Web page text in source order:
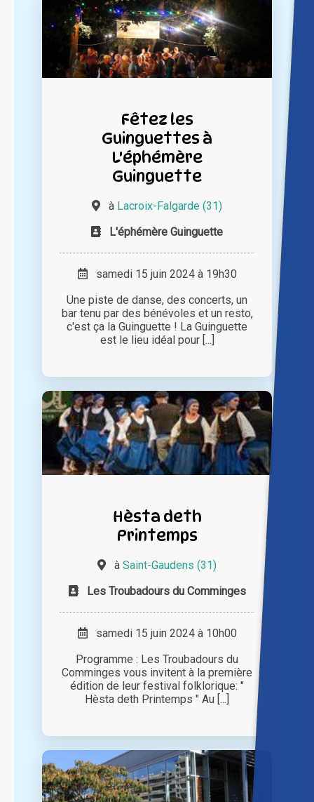
Fêtez les
Guinguettes à
L'éphémère
Guinguette
à Lacroix-Falgarde (31)
L'éphémère Guinguette
samedi 15 juin 2024 à 19h30
Une piste de danse, des concerts, un
bar tenu par des bénévoles et un resto,
c'est ça la Guinguette ! La Guinguette
est le lieu idéal pour [...]
Hèsta deth
Printemps
à Saint-Gaudens (31)
Les Troubadours du Comminges
samedi 15 juin 2024 à 10h00
Programme : Les Troubadours du
Comminges vous invitent à la première
édition de leur festival folklorique: "
Hèsta deth Printemps " Au [...]